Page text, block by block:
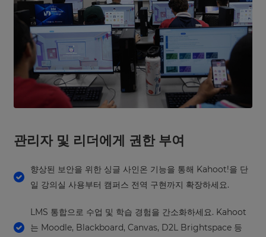
관리자 및 리더에게 권한 부여
향상된 보안을 위한 싱글 사인온 기능을 통해 Kahoot!을 단
일 강의실 사용부터 캠퍼스 전역 구현까지 확장하세요.
LMS 통합으로 수업 및 학습 경험을 간소화하세요. Kahoot
는 Moodle, Blackboard, Canvas, D2L Brightspace 등